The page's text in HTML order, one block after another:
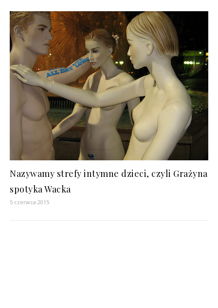
Nazywamy strefy intymne dzieci, czyli Grażyna
spotyka Wacka
5 czerwca 2015